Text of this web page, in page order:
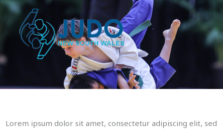
Skip
content
Lorem ipsum dolor sit amet, consectetur adipiscing elit, sed